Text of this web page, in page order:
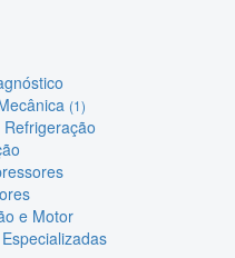
(1)
e Motor